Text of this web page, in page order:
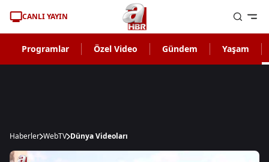
CANLI YAYIN
Programlar Özel Video Gündem Yaşam
Haberler WebTV Dünya Videoları